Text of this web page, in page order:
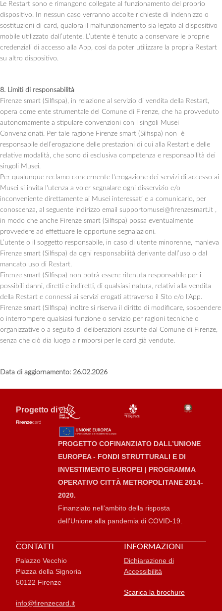
Le Restart sono e rimangono collegate al funzionamento del proprio
dispositivo. In nessun caso verranno accolte richieste di indennizzo o
sostituzioni di card, qualora il malfunzionamento sia legato al dispositivo
mobile utilizzato dall’utente. L’utente è tenuto a conservare le proprie
credenziali di accesso alla App, così da poter utilizzare la propria Restart
su altro dispositivo.
8. Limiti di responsabilità
Firenze smart (Silfispa), in relazione al servizio di vendita della Restart,
opera come ente strumentale del Comune di Firenze, che ha provveduto
autonomamente a stipulare convenzioni con i singoli Musei
Convenzionati. Per tale ragione Firenze smart (Silfispa) non è
responsabile dell’erogazione delle prestazioni di cui alla Restart e delle
relative modalità, che sono di esclusiva competenza e responsabilità dei
singoli Musei.
Per qualunque reclamo concernente l'erogazione dei servizi di accesso ai
Musei si invita l'utenza a voler segnalare ogni disservizio e/o
inconveniente direttamente ai Musei interessati e a comunicarlo, per
conoscenza, al seguente indirizzo email supportomusei@firenzesmart.it ,
in modo che anche Firenze smart (Silfispa) possa eventualmente
provvedere ad effettuare le opportune segnalazioni.
L’utente o il soggetto responsabile, in caso di utente minorenne, manleva
Firenze smart (Silfispa) da ogni responsabilità derivante dall’uso o dal
mancato uso di Restart.
Firenze smart (Silfispa) non potrà essere ritenuta responsabile per i
possibili danni, diretti e indiretti, di qualsiasi natura, relativi alla vendita
della Restart e connessi ai servizi erogati attraverso il Sito e/o l’App.
Firenze smart (Silfispa) inoltre si riserva il diritto di modificare, sospendere
o interrompere qualsiasi funzione o servizio per ragioni tecniche o
organizzative o a seguito di deliberazioni assunte dal Comune di Firenze,
senza che ciò dia luogo a rimborsi per le card già vendute.
Data di aggiornamento: 26.02.2026
Progetto di
PROGETTO COFINANZIATO DALL’UNIONE
EUROPEA - FONDI STRUTTURALI E DI
INVESTIMENTO EUROPEI | PROGRAMMA
OPERATIVO CITTÀ METROPOLITANE 2014-
2020.
Finanziato nell’ambito della risposta
dell’Unione alla pandemia di COVID-19.
CONTATTI
Palazzo Vecchio
Piazza della Signoria
50122 Firenze
info@firenzecard.it
INFORMAZIONI
Dichiarazione di
Accessibilità
Scarica la brochure